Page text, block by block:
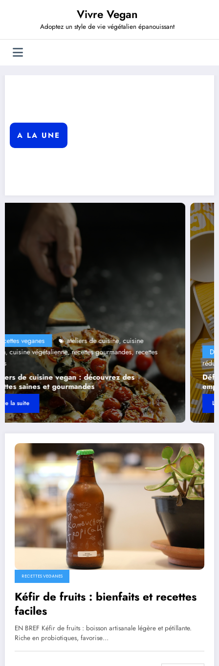
Vivre Vegan
Adoptez un style de vie végétalien épanouissant
A LA UNE
Divers défi sans plastique,écologie au quotidien,
réduire empreinte écologique,vie durable,zéro déchet
Défi sans plastique : comment réduire votre
empreinte écologique au quotidien
Lire la suite
RECETTES VEGANES
Kéfir de fruits : bienfaits et recettes
faciles
EN BREF Kéfir de fruits : boisson artisanale légère et pétillante.
Riche en probiotiques, favorise…